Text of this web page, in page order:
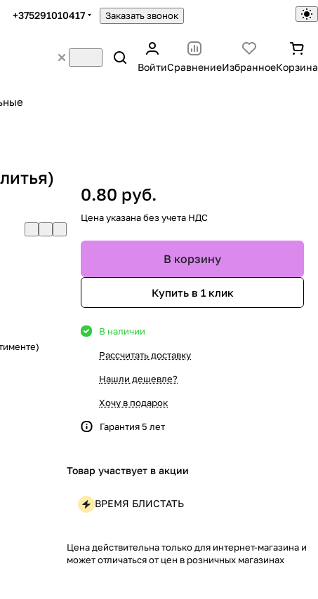
+375291010417 Заказать звонок
ВойтиСравнениеИзбранноеКорзина
0.80 руб.
Цена указана без учета НДС
В корзину
Купить в 1 клик
В наличии
Рассчитать доставку
Нашли дешевле?
Хочу в подарок
Гарантия 5 лет
Товар участвует в акции
ВРЕМЯ БЛИСТАТЬ
Цена действительна только для интернет-магазина и
может отличаться от цен в розничных магазинах